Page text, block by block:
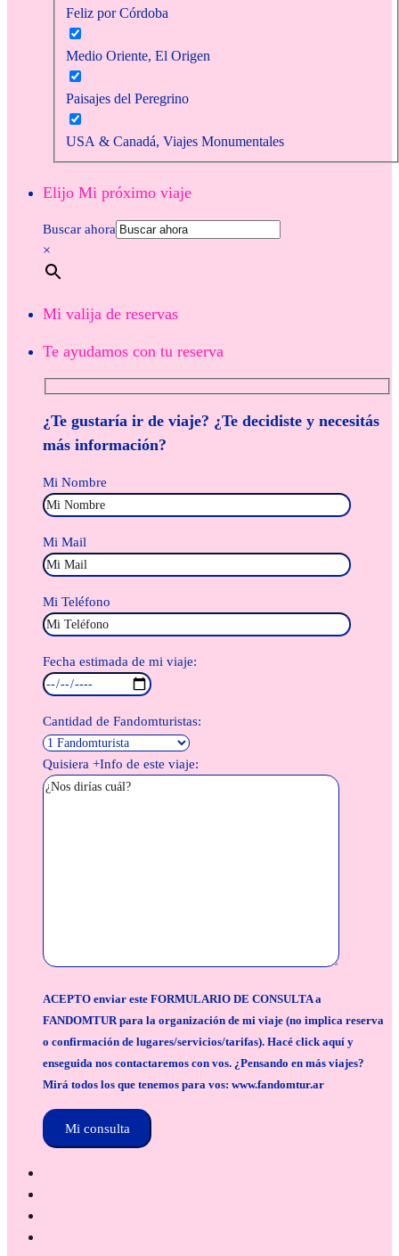
Feliz por Córdoba
Medio Oriente, El Origen
Paisajes del Peregrino
USA & Canadá, Viajes Monumentales
Elijo Mi próximo viaje
Buscar ahora
×
Mi valija de reservas
Te ayudamos con tu reserva
¿Te gustaría ir de viaje? ¿Te decidiste y necesitás
más información?
Mi Nombre
Mi Mail
Mi Teléfono
Fecha estimada de mi viaje:
Cantidad de Fandomturistas:
Quisiera +Info de este viaje:
ACEPTO enviar este FORMULARIO DE CONSULTA a
FANDOMTUR para la organización de mi viaje (no implica reserva
o confirmación de lugares/servicios/tarifas). Hacé click aquí y
enseguida nos contactaremos con vos. ¿Pensando en más viajes?
Mirá todos los que tenemos para vos: www.fandomtur.ar